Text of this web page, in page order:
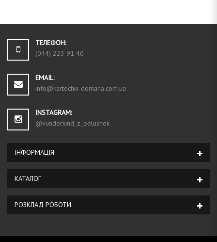
ТЕЛЕФОН:
(044) 223 91 40
EMAIL:
info@kartochki-domana.com.ua
INSTAGRAM:
@vunderkind_z_pelushok
ІНФОРМАЦIЯ
КАТАЛОГ
РОЗКЛАД РОБОТИ